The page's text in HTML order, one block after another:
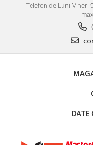
Telefon de Luni-Vineri
DATE